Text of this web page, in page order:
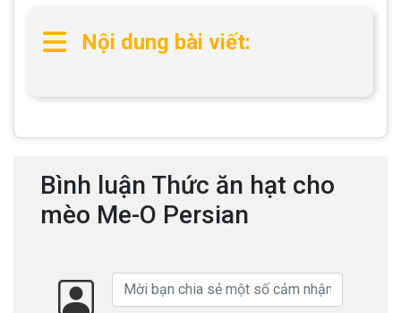
Nội dung bài viết:
Bình luận Thức ăn hạt cho
mèo Me-O Persian